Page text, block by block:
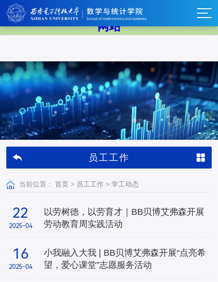
中国·BB贝博艾弗森(股份)有限公司-官方
网站
员工工作
当前位置： 首页 > 员工工作 > 学工动态
22
2025-04
以劳树德，以劳育才｜BB贝博艾弗森开展
劳动教育周实践活动
16
2025-04
小我融入大我 | BB贝博艾弗森开展“点亮希
望，爱心课堂”志愿服务活动